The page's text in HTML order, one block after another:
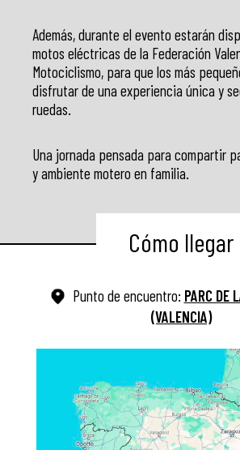
Además, durante el evento estarán
motos eléctricas de la Federación
Motociclismo, para que los más
disfrutar de una experiencia única y
ruedas.
Una jornada pensada para compartir
y ambiente motero en familia.
Cómo llegar
Punto de encuentro: PARC DE
(VALENCIA)